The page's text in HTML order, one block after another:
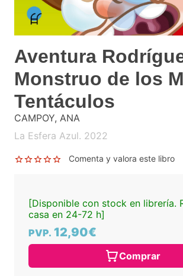
Aventura
Monstruo de los
Tentáculos
CAMPOY, ANA
La Esfera Azul. 2022
Comenta y valora este libro
[Disponible con stock en librería.
casa en 24-72 h]
PVP. 12,90€
Comprar